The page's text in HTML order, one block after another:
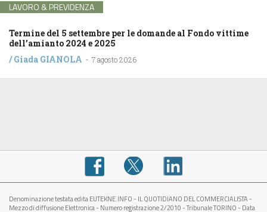
LAVORO & PREVIDENZA
Termine del 5 settembre per le domande al Fondo vittime
dell’amianto 2024 e 2025
/Giada GIANOLA - 7 agosto 2026
Denominazione testata edita EUTEKNE.INFO - IL QUOTIDIANO DEL COMMERCIALISTA -
Mezzo di diffusione Elettronica - Numero registrazione 2/2010 - Tribunale TORINO - Data